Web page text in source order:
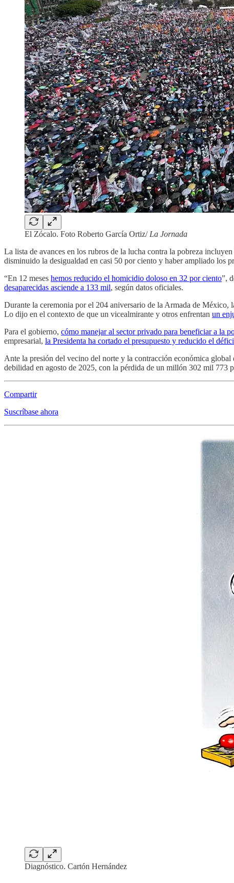
El Zócalo. Foto Roberto García Ortiz/ La Jornada
La lista de avances en los rubros de la lucha contra la pobreza
disminuido la desigualdad en casi 50 por ciento y haber ampliado los
“En 12 meses hemos reducido el homicidio doloso en 32 por ciento”,
desaparecidas asciende a 133 mil, según datos oficiales.
Durante la ceremonia por el 204 aniversario de la Armada de México,
Lo dijo en el contexto de que un vicealmirante y otros enfrentan un
Para el gobierno, cómo manejar al sector privado para beneficiar a la
empresarial, la Presidenta ha cortado el presupuesto y reducido el
Ante la presión del vecino del norte y la contracción económica global
debilidad en agosto de 2025, con la pérdida de un millón 302 mil
Compartir
Suscríbase ahora
Diagnóstico. Cartón Hernández